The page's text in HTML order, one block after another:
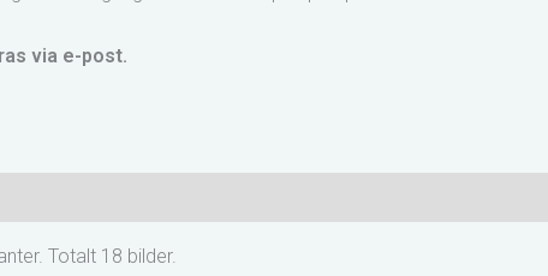
via e-post.
Totalt 18 bilder.